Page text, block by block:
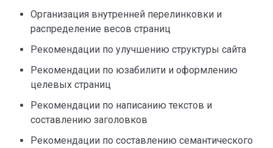
Организация внутренней перелинковки и
распределение весов страниц
Рекомендации по улучшению структуры сайта
Рекомендации по юзабилити и оформлению
целевых страниц
Рекомендации по написанию текстов и
составлению заголовков
Рекомендации по составлению семантического